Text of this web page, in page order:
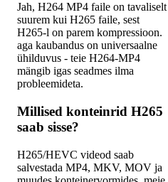
Jah, H264 MP4 faile on tavaliselt
suurem kui H265 faile, sest
H265-l on parem kompressioon.
aga kaubandus on universaalne
ühilduvus - teie H264-MP4
mängib igas seadmes ilma
probleemideta.
Millised konteinrid H265
saab sisse?
H265/HEVC videod saab
salvestada MP4, MKV, MOV ja